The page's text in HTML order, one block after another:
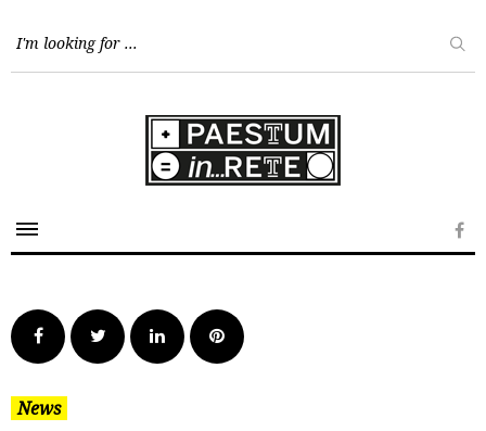
FacebookTwitter LinkedInPinterest
News